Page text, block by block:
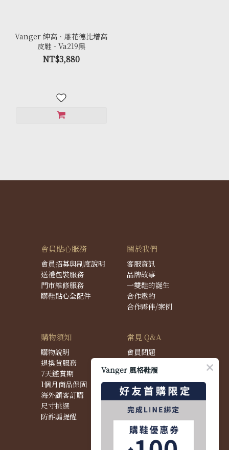
Vanger 紳高．雕花德比增高
皮鞋 - Va219黑
NT$3,880
會員貼心服務
會員招募與制度說明
送禮包裝服務
門市維修服務
購鞋貼心全配件
關於我們
客服資訊
品牌故事
一雙鞋的誕生
合作邀約
合作夥伴/案例
購物須知
購物說明
退換貨服務
7天鑑賞期
1個月商品保固
海外顧客訂購
尺寸挑選
防詐騙提醒
常見 Q&A
會員問題
配送問題
退換貨問題
商品問題
Vanger 風格鞋履